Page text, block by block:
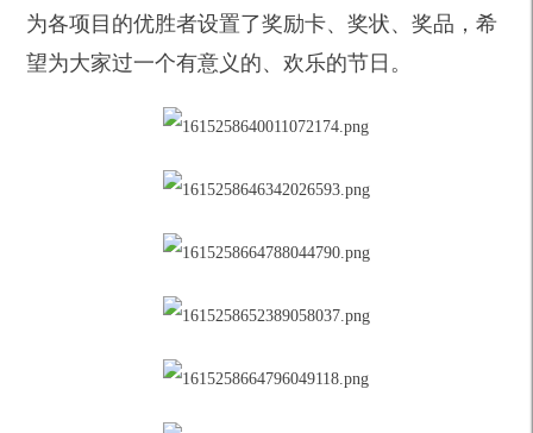
为各项目的优胜者设置了奖励卡、奖状、奖品，希
望为大家过一个有意义的、欢乐的节日。